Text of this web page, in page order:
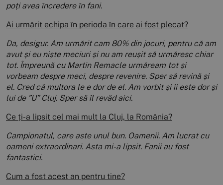
poți avea încredere în fani.
Ai urmărit echipa în perioda în care ai fost plecat?
Da, desigur. Am urmărit cam 80% din jocuri, pentru că am
avut și eu niște meciuri și nu am reușit să urmăresc chiar
tot. Împreună cu Martin Remacle urmăream tot și
vorbeam despre meci, despre revenire. Sper să revină și
el. Cred că multora le e dor de el. Am vorbit și îi este dor și
lui de ”U” Cluj. Sper să îl revăd aici.
Ce ți-a lipsit cel mai mult la Cluj, la România?
Campionatul, care aste unul bun. Oamenii. Am lucrat cu
oameni extraordinari. Asta mi-a lipsit. Fanii au fost
fantastici.
Cum a fost acest an pentru tine?